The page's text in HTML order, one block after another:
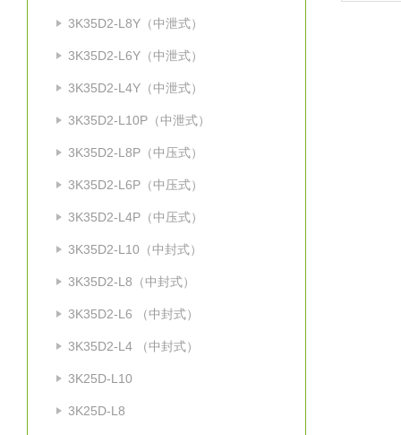
3K35D2-L8Y（中泄式）
3K35D2-L6Y（中泄式）
3K35D2-L4Y（中泄式）
3K35D2-L10P（中泄式）
3K35D2-L8P（中压式）
3K35D2-L6P（中压式）
3K35D2-L4P（中压式）
3K35D2-L10（中封式）
3K35D2-L8（中封式）
3K35D2-L6 （中封式）
3K35D2-L4 （中封式）
3K25D-L10
3K25D-L8